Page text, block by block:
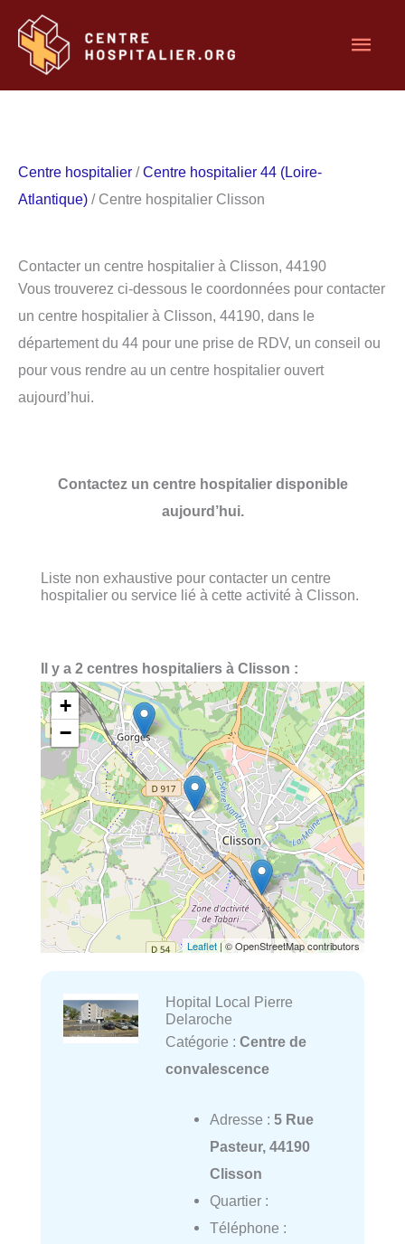
contenu
Centre hospitalier /Centre hospitalier 44 (Loire-
Atlantique) / Centre hospitalier Clisson
Contacter un centre hospitalier à Clisson, 44190
Vous trouverez ci-dessous le coordonnées pour contacter
un centre hospitalier à Clisson, 44190, dans le
département du 44 pour une prise de RDV, un conseil ou
pour vous rendre au un centre hospitalier ouvert
aujourd’hui.
Contactez un centre hospitalier disponible
aujourd’hui.
Liste non exhaustive pour contacter un centre
hospitalier ou service lié à cette activité à Clisson.
Il y a 2 centres hospitaliers à Clisson :
+
−
Leaflet | © OpenStreetMap contributors
Hopital Local Pierre
Delaroche
Catégorie : Centre de
convalescence
Adresse : 5 Rue
Pasteur, 44190
Clisson
Quartier :
Téléphone :